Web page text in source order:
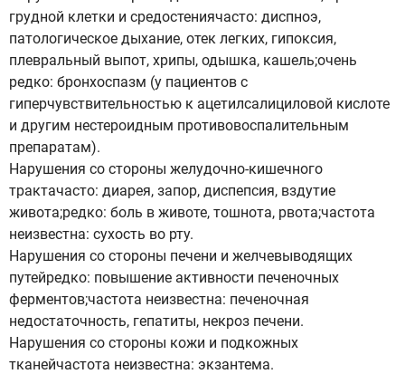
грудной клетки и средостениячасто: диспноэ,
патологическое дыхание, отек легких, гипоксия,
плевральный выпот, хрипы, одышка, кашель;очень
редко: бронхоспазм (у пациентов с
гиперчувствительностью к ацетилсалициловой кислоте
и другим нестероидным противовоспалительным
препаратам).
Нарушения со стороны желудочно-кишечного
трактачасто: диарея, запор, диспепсия, вздутие
живота;редко: боль в животе, тошнота, рвота;частота
неизвестна: сухость во рту.
Нарушения со стороны печени и желчевыводящих
путейредко: повышение активности печеночных
ферментов;частота неизвестна: печеночная
недостаточность, гепатиты, некроз печени.
Нарушения со стороны кожи и подкожных
тканейчастота неизвестна: экзантема.